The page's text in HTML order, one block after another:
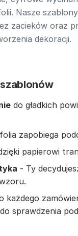
Nasze
zacieków oraz
dekoracji.
do gładkich
zapobiega
papierowi
- Ty
każdego
sprawdzenia